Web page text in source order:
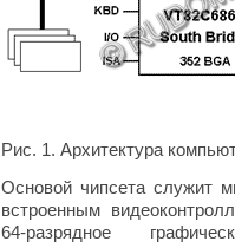
Рис. 1. Архитектура
Основой чипсета служит
встроенным
64-разрядное